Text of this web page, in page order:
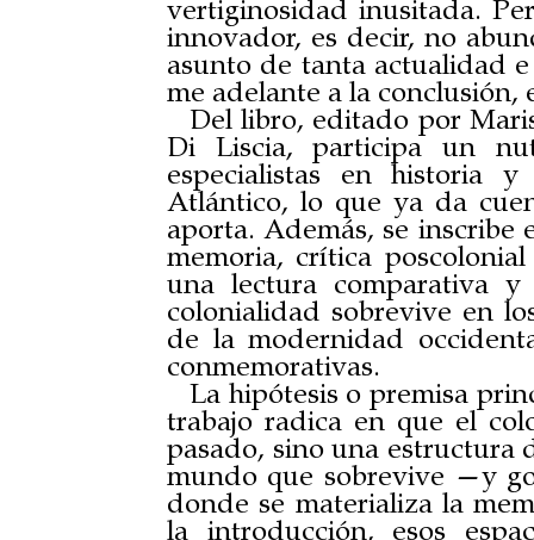
vertiginosidad inusitada.
innovador, es decir, no
asunto de tanta actualidad
me adelante a la conclusión,
Del libro, editado por
Di Liscia, participa un
especialistas en historia
Atlántico, lo que ya da
aporta. Además, se inscribe
memoria, crítica
una lectura comparativa
colonialidad sobrevive en
de la modernidad
conmemorativas.
La hipótesis o premisa
trabajo radica en que el
pasado, sino una estructura
mundo que sobrevive —y
donde se materializa la
la introducción, esos